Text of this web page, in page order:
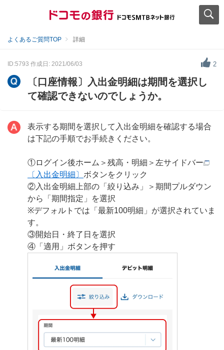
よくあるご質問TOP 詳細
ID:5793 作成日: 2021/06/03 2
〔口座情報〕入出金明細は期間を選択し
て確認できないのでしょうか。
表示する期間を選択して入出金明細を確認する場合
は下記の手順でお手続きください。
①ログイン後ホーム＞残高・明細＞左サイドバー
〔入出金明細〕 ボタンをクリック
②入出金明細上部の「絞り込み」＞期間プルダウン
から「期間指定」を選択
※デフォルトでは「最新100明細」が選択されていま
す。
③開始日・終了日を選択
④「適用」ボタンを押す